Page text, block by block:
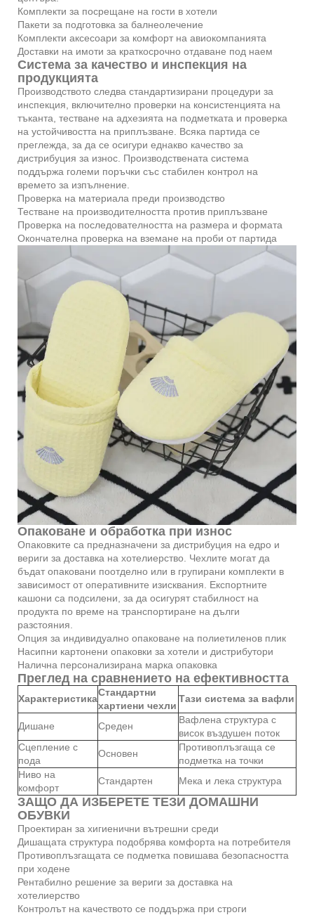
Комплекти за посрещане на гости в хотели
Пакети за подготовка за балнеолечение
Комплекти аксесоари за комфорт на авиокомпанията
Доставки на имоти за краткосрочно отдаване под наем
Система за качество и инспекция на
продукцията
Производството следва стандартизирани процедури за
инспекция, включително проверки на консистенцията на
тъканта, тестване на адхезията на подметката и проверка
на устойчивостта на приплъзване. Всяка партида се
преглежда, за да се осигури еднакво качество за
дистрибуция за износ. Производствената система
поддържа големи поръчки със стабилен контрол на
времето за изпълнение.
Проверка на материала преди производство
Тестване на производителността против приплъзване
Проверка на последователността на размера и формата
Окончателна проверка на вземане на проби от партида
Опаковане и обработка при износ
Опаковките са предназначени за дистрибуция на едро и
вериги за доставка на хотелиерство. Чехлите могат да
бъдат опаковани поотделно или в групирани комплекти в
зависимост от оперативните изисквания. Експортните
кашони са подсилени, за да осигурят стабилност на
продукта по време на транспортиране на дълги
разстояния.
Опция за индивидуално опаковане на полиетиленов плик
Насипни картонени опаковки за хотели и дистрибутори
Налична персонализирана марка опаковка
Преглед на сравнението на ефективността
Характеристика
Стандартни
хартиени чехли
Тази система за вафли
Дишане Среден
Вафлена структура с
висок въздушен поток
Сцепление с
пода
Основен
Противоплъзгаща се
подметка на точки
Ниво на
комфорт
Стандартен Мека и лека структура
ЗАЩО ДА ИЗБЕРЕТЕ ТЕЗИ ДОМАШНИ
ОБУВКИ
Проектиран за хигиенични вътрешни среди
Дишащата структура подобрява комфорта на потребителя
Противоплъзгащата се подметка повишава безопасността
при ходене
Рентабилно решение за вериги за доставка на
хотелиерство
Контролът на качеството се поддържа при строги